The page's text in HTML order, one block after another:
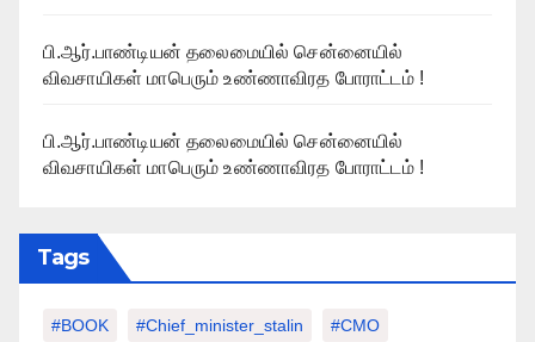
பி.ஆர்.பாண்டியன் தலைமையில் சென்னையில்
விவசாயிகள் மாபெரும் உண்ணாவிரத போராட்டம் !
பி.ஆர்.பாண்டியன் தலைமையில் சென்னையில்
விவசாயிகள் மாபெரும் உண்ணாவிரத போராட்டம் !
Tags
#BOOK #chief_minister_stalin #CMO